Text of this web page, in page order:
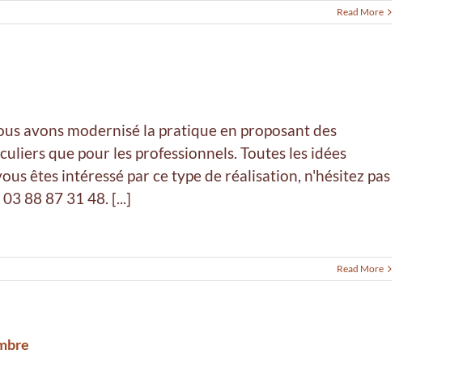
Read More
avons modernisé la pratique en proposant des
que pour les professionnels. Toutes les idées
êtes intéressé par ce type de réalisation, n'hésitez pas
88 87 31 48. [...]
Read More